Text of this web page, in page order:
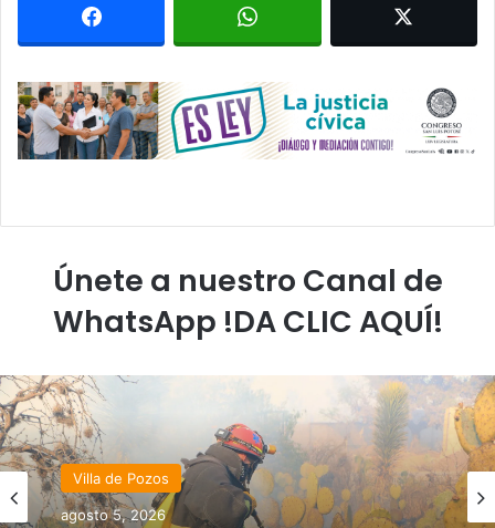
Únete a nuestro Canal de
WhatsApp !DA CLIC AQUÍ!
Villa de Pozos
agosto 5, 2026